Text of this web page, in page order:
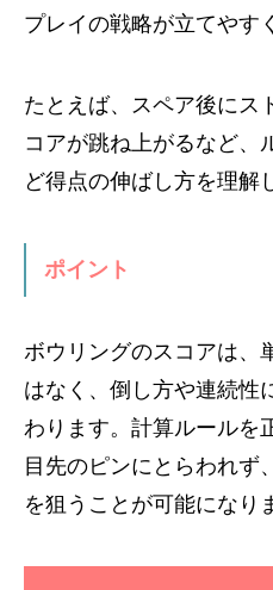
プレイの戦略が立てやす
たとえば、スペア後にス
コアが跳ね上がるなど、
ど得点の伸ばし方を理解
ポイント
ボウリングのスコアは、
はなく、倒し方や連続性
わります。計算ルールを
目先のピンにとらわれず
を狙うことが可能になり